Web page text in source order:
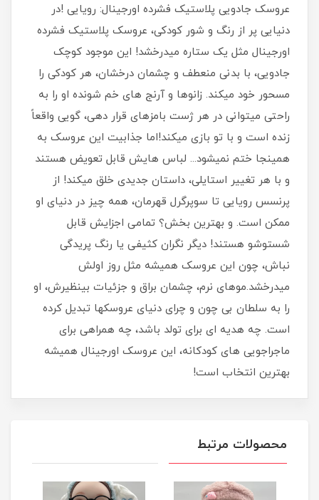
عروسک جادویی پلاستیک فشرده اورجینال: رویایی !در
دنیایی پر از رنگ و شور کودکی، عروسک پلاستیک فشرده
اورجینال مثل یک ستاره میدرخشد! این موجود کوچک
جادویی، با بدنی منعطف و چشمان درخشان، هر کودکی را
مسحور خود میکند. زانوها و آرنج های خم شونده او را به
راحتی میتوانی در هر ژست بامزهای قرار دهی، گویی واقعاً
زنده است و با تو بازی میکند!اما جذابیت این عروسک به
همینجا ختم نمیشود... لباس هایش قابل تعویض هستند
و با هر تغییر استایلی، داستان جدیدی خلق میکند! از
پرنسس رویایی تا سوپرگرل قهرمان، همه چیز در دنیای او
ممکن است. و بهترین بخش؟ تمامی اجزایش قابل
شستوشو هستند! دیگر نگران کثیفی یا رنگ پریدگی
نباش، چون این عروسک همیشه مثل روز اولش
میدرخشد.موهای نرم، چشمان براق و جزئیات بینظیرش، او
را به سلطان بی چون و چرای دنیای عروسکها تبدیل کرده
است. چه هدیه ای برای تولد باشد، چه همراهی برای
ماجراجویی های کودکانه، این عروسک اورجینال همیشه
بهترین انتخاب است!
محصولات مرتبط